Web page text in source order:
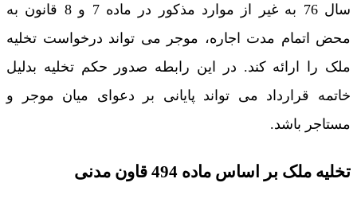
سال 76
به غیر از موارد مذکور در ماده 7 و 8 قانون به
محض اتمام مدت اجاره، موجر می تواند درخواست تخلیه
ملک را ارائه کند. در این رابطه صدور حکم تخلیه بدلیل
خاتمه قرارداد می تواند پایانی بر دعوای میان موجر و
مستاجر باشد.
تخلیه ملک بر اساس ماده 494 قاون مدنی